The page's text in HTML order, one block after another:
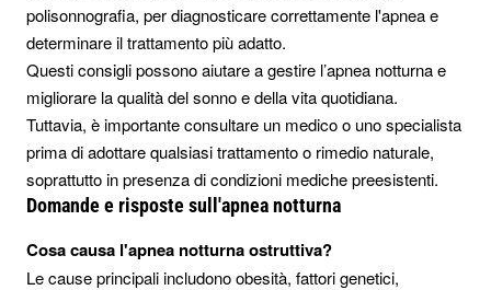
polisonnografia, per diagnosticare correttamente l'apnea e
determinare il trattamento più adatto.
Questi consigli possono aiutare a gestire l’apnea notturna e
migliorare la qualità del sonno e della vita quotidiana.
Tuttavia, è importante consultare un medico o uno specialista
prima di adottare qualsiasi trattamento o rimedio naturale,
soprattutto in presenza di condizioni mediche preesistenti.
Domande e risposte sull'apnea notturna
Cosa causa l'apnea notturna ostruttiva?
Le cause principali includono obesità, fattori genetici,